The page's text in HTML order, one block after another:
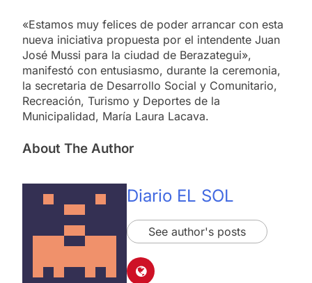
«Estamos muy felices de poder arrancar con esta
nueva iniciativa propuesta por el intendente Juan
José Mussi para la ciudad de Berazategui»,
manifestó con entusiasmo, durante la ceremonia,
la secretaria de Desarrollo Social y Comunitario,
Recreación, Turismo y Deportes de la
Municipalidad, María Laura Lacava.
About The Author
Diario EL SOL
See author's posts